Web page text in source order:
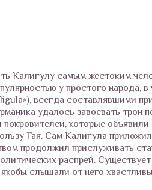
Калигулу самым жестоким
у простого народа,
всегда составлявшими
удалось завоевать
которые
Гая. Сам Калигула
продолжил прислуживать
распрей.
слышали от него